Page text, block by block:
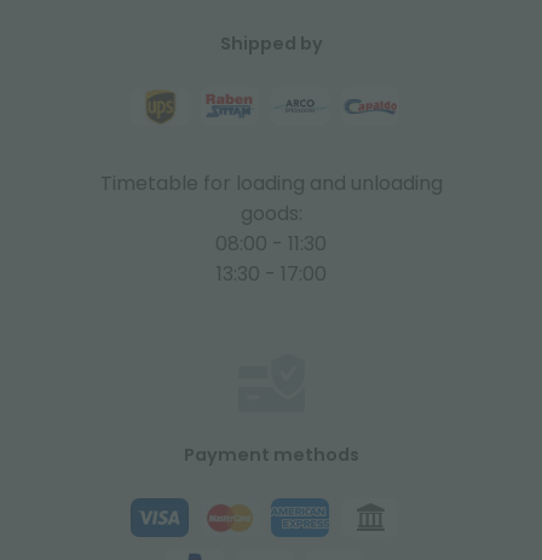
Shipped by
Timetable for loading and unloading
goods:
08:00 - 11:30
13:30 - 17:00
Payment methods